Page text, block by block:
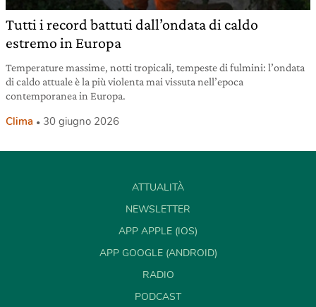
Tutti i record battuti dall’ondata di caldo
estremo in Europa
Temperature massime, notti tropicali, tempeste di fulmini: l’ondata
di caldo attuale è la più violenta mai vissuta nell’epoca
contemporanea in Europa.
Clima 30 giugno 2026
ATTUALITÀ
NEWSLETTER
APP APPLE (IOS)
APP GOOGLE (ANDROID)
RADIO
PODCAST